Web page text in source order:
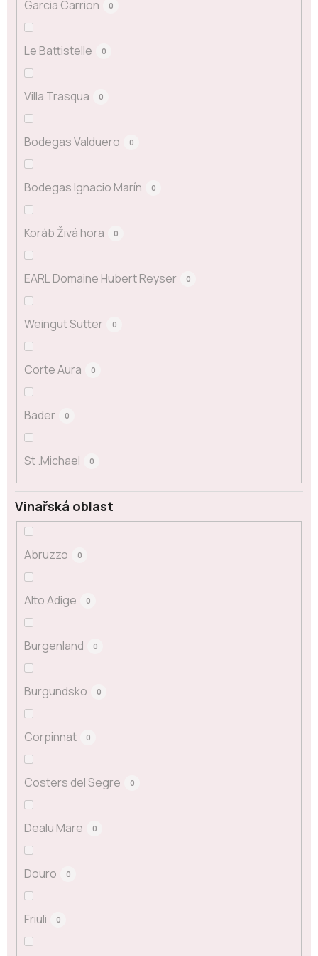
Garcia Carrion 0
Le Battistelle 0
Villa Trasqua 0
Bodegas Valduero 0
Bodegas Ignacio Marín 0
Koráb Živá hora 0
EARL Domaine Hubert Reyser 0
Weingut Sutter 0
Corte Aura 0
Bader 0
St .Michael 0
Vinařská oblast
Abruzzo 0
Alto Adige 0
Burgenland 0
Burgundsko 0
Corpinnat 0
Costers del Segre 0
Dealu Mare 0
Douro 0
Friuli 0